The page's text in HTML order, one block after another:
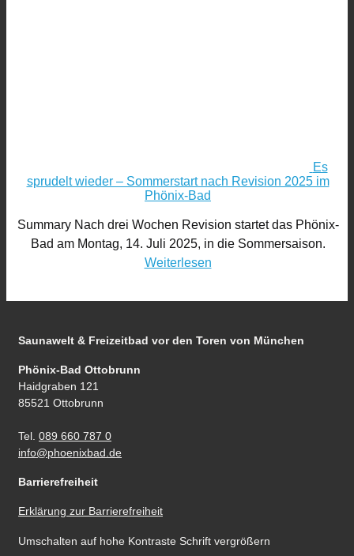
Es
sprudelt wieder – Sommerstart nach Revision 2025 im
Phönix-Bad
Summary Nach drei Wochen Revision startet das Phönix-
Bad am Montag, 14. Juli 2025, in die Sommersaison.
Weiterlesen
Saunawelt & Freizeitbad vor den Toren von München
Phönix-Bad Ottobrunn
Haidgraben 121
85521 Ottobrunn
Tel. 089 660 787 0
info@phoenixbad.de
Barrierefreiheit
Erklärung zur Barrierefreiheit
Umschalten auf hohe Kontraste Schrift vergrößern